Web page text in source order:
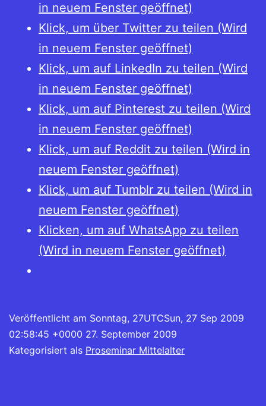
in neuem Fenster geöffnet)
Klick, um über Twitter zu teilen (Wird
in neuem Fenster geöffnet)
Klick, um auf LinkedIn zu teilen (Wird
in neuem Fenster geöffnet)
Klick, um auf Pinterest zu teilen (Wird
in neuem Fenster geöffnet)
Klick, um auf Reddit zu teilen (Wird in
neuem Fenster geöffnet)
Klick, um auf Tumblr zu teilen (Wird in
neuem Fenster geöffnet)
Klicken, um auf WhatsApp zu teilen
(Wird in neuem Fenster geöffnet)
Veröffentlicht am Sonntag, 27UTCSun, 27 Sep 2009
02:58:45 +0000 27. September 2009
Kategorisiert als Proseminar Mittelalter